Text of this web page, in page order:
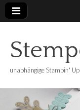
unabhängige Stampin'